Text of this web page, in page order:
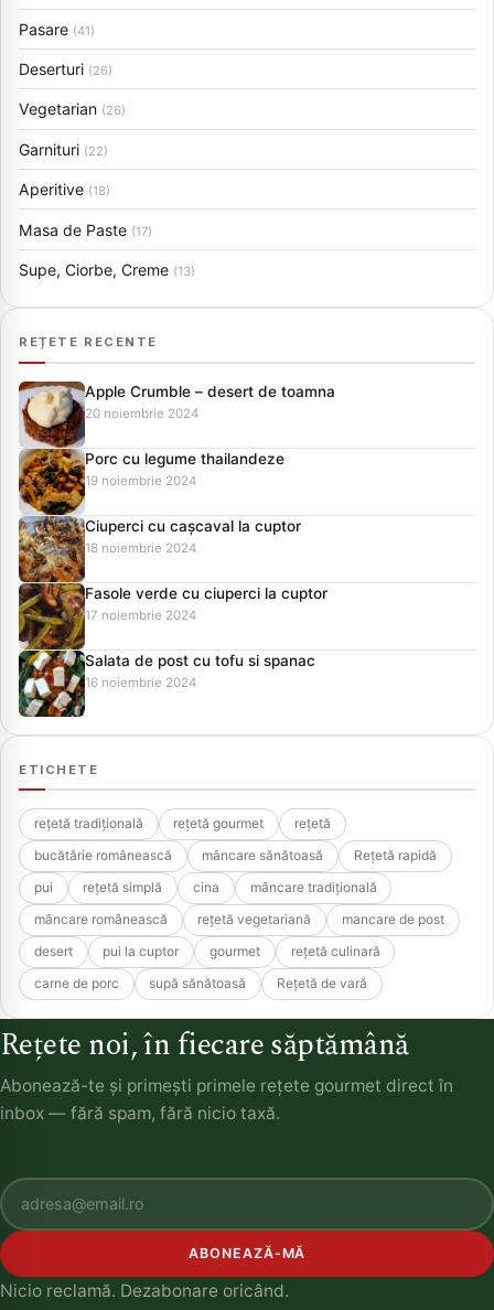
Pasare (41)
Deserturi (26)
Vegetarian (26)
Garnituri (22)
Aperitive (18)
Masa de Paste (17)
Supe, Ciorbe, Creme (13)
REȚETE RECENTE
Apple Crumble – desert de toamna
20 noiembrie 2024
Porc cu legume thailandeze
19 noiembrie 2024
Ciuperci cu cașcaval la cuptor
18 noiembrie 2024
Fasole verde cu ciuperci la cuptor
17 noiembrie 2024
Salata de post cu tofu si spanac
16 noiembrie 2024
ETICHETE
rețetă tradițională rețetă gourmet
rețetă
bucătărie românească
mâncare sănătoasă
Rețetă rapidă
pui
rețetă simplă cina
mâncare tradițională
mâncare românească
rețetă vegetariană
mancare de post
desert
pui la cuptor gourmet
rețetă culinară
carne de porc
supă sănătoasă Rețetă de vară
Rețete noi, în fiecare săptămână
Abonează-te și primești primele rețete gourmet direct în
inbox — fără spam, fără nicio taxă.
ABONEAZĂ-MĂ
Nicio reclamă. Dezabonare oricând.